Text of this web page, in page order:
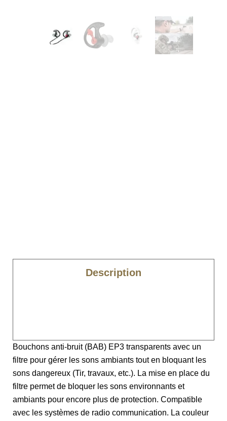
Description
Bouchons anti-bruit (BAB) EP3 transparents avec un
filtre pour gérer les sons ambiants tout en bloquant les
sons dangereux (Tir, travaux, etc.). La mise en place du
filtre permet de bloquer les sons environnants et
ambiants pour encore plus de protection. Compatible
avec les systèmes de radio communication. La couleur